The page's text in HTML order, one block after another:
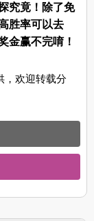
究竟！除了免
胜率可以去
金赢不完唷！
，欢迎转载分